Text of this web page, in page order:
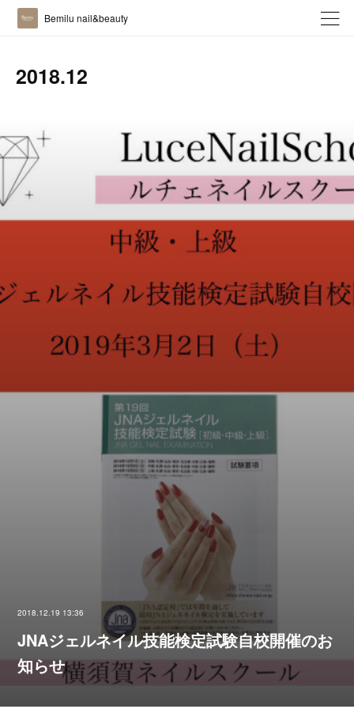
Bemilu nail&beauty
2018.12
2018.12.19 13:36
JNAジェルネイル技能検定試験自校開催のお
知らせ